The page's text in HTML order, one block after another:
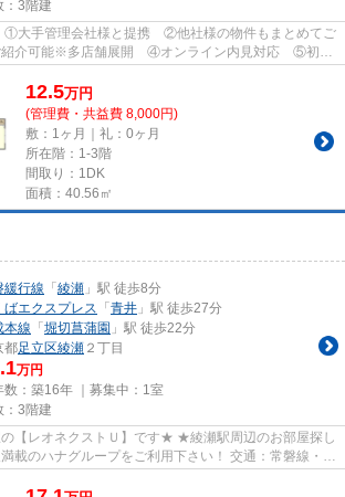
：3階建
①大手管理会社様と提携 ②他社様の物件もまとめてご
介可能※多店舗展開 ④オンライン内見対応 ⑤初期
12.5万円
(管理費・共益費 8,000円)
敷：1ヶ月｜礼：0ヶ月
所在階：1-3階
間取り：1DK
面積：40.56㎡
緩行線 「 綾瀬 」駅 徒歩8分
ばエクスプレス 「 青井 」駅 徒歩27分
本線 「 堀切菖蒲園 」駅 徒歩22分
都足立区綾瀬 ２丁目
万円
数：築16年 ｜募集中： 1室
：3階建
【レオネクストＵ】です★ ★綾瀬駅周辺のお部屋探し
ナグループをご利用下さい！ 交通：常磐線・千